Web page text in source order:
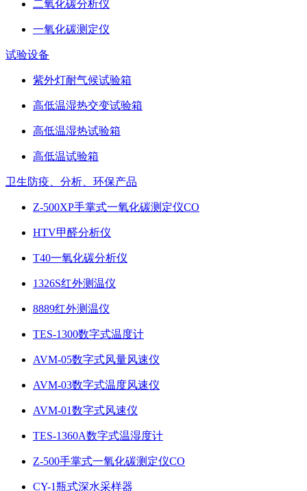
二氧化碳分析仪
一氧化碳测定仪
试验设备
紫外灯耐气候试验箱
高低温湿热交变试验箱
高低温湿热试验箱
高低温试验箱
卫生防疫、分析、环保产品
Z-500XP手掌式一氧化碳测定仪CO
HTV甲醛分析仪
T40一氧化碳分析仪
1326S红外测温仪
8889红外测温仪
TES-1300数字式温度计
AVM-05数字式风量风速仪
AVM-03数字式温度风速仪
AVM-01数字式风速仪
TES-1360A数字式温湿度计
Z-500手掌式一氧化碳测定仪CO
CY-1瓶式深水采样器